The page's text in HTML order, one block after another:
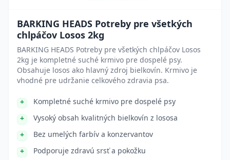
BARKING HEADS Potreby pre všetkých
chlpáčov Losos 2kg
BARKING HEADS Potreby pre všetkých chlpáčov Losos
2kg je kompletné suché krmivo pre dospelé psy.
Obsahuje losos ako hlavný zdroj bielkovín. Krmivo je
vhodné pre udržanie celkového zdravia psa.
Kompletné suché krmivo pre dospelé psy
Vysoký obsah kvalitných bielkovín z lososa
Bez umelých farbív a konzervantov
Podporuje zdravú srsť a pokožku